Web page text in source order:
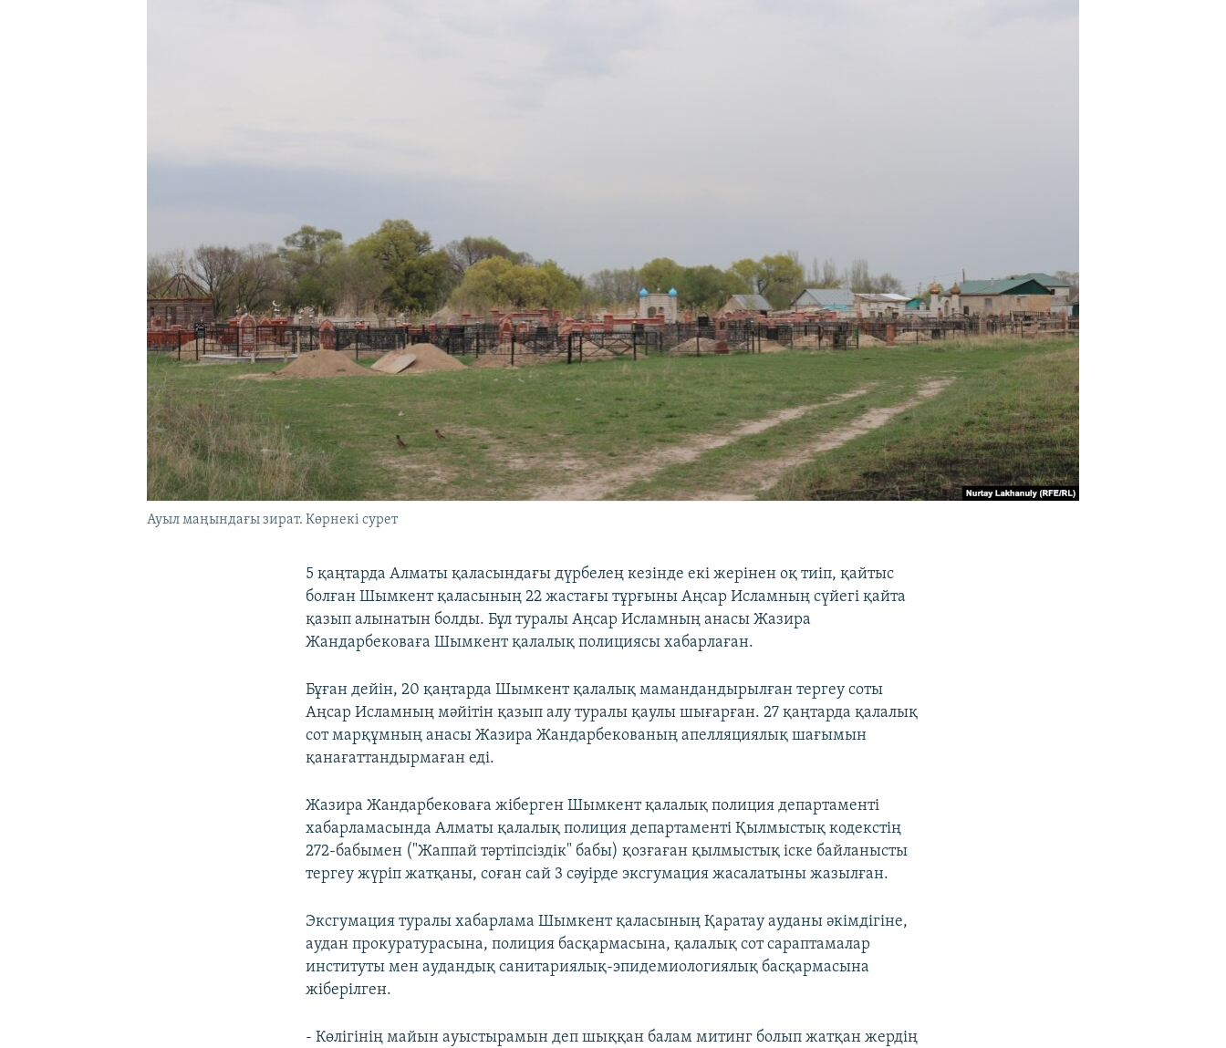
Ауыл маңындағы зират. Көрнекі сурет
5 қаңтарда Алматы қаласындағы дүрбелең кезінде екі жерінен оқ тиіп, қайтыс
болған Шымкент қаласының 22 жастағы тұрғыны Аңсар Исламның сүйегі қайта
қазып алынатын болды. Бұл туралы Аңсар Исламның анасы Жазира
Жандарбековаға Шымкент қалалық полициясы хабарлаған.
Бұған дейін, 20 қаңтарда Шымкент қалалық мамандандырылған тергеу соты
Аңсар Исламның мәйітін қазып алу туралы қаулы шығарған. 27 қаңтарда қалалық
сот марқұмның анасы Жазира Жандарбекованың апелляциялық шағымын
қанағаттандырмаған еді.
Жазира Жандарбековаға жіберген Шымкент қалалық полиция департаменті
хабарламасында Алматы қалалық полиция департаменті Қылмыстық кодекстің
272-бабымен ("Жаппай тәртіпсіздік" бабы) қозғаған қылмыстық іске байланысты
тергеу жүріп жатқаны, соған сай 3 сәуірде эксгумация жасалатыны жазылған.
Эксгумация туралы хабарлама Шымкент қаласының Қаратау ауданы әкімдігіне,
аудан прокуратурасына, полиция басқармасына, қалалық сот сараптамалар
институты мен аудандық санитариялық-эпидемиологиялық басқармасына
жіберілген.
- Көлігінің майын ауыстырамын деп шыққан балам митинг болып жатқан жердің